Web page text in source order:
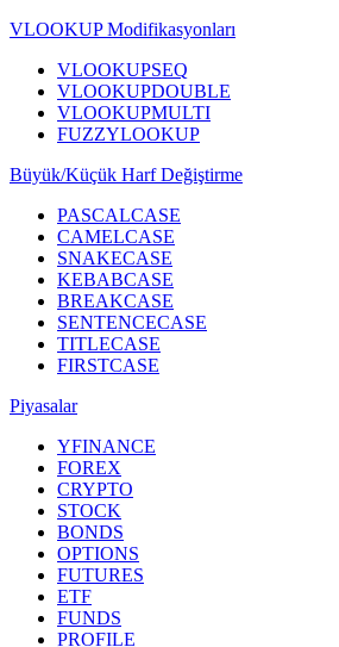
VLOOKUP Modifikasyonları
VLOOKUPSEQ
VLOOKUPDOUBLE
VLOOKUPMULTI
FUZZYLOOKUP
Büyük/Küçük Harf Değiştirme
PASCALCASE
CAMELCASE
SNAKECASE
KEBABCASE
BREAKCASE
SENTENCECASE
TITLECASE
FIRSTCASE
Piyasalar
YFINANCE
FOREX
CRYPTO
STOCK
BONDS
OPTIONS
FUTURES
ETF
FUNDS
PROFILE